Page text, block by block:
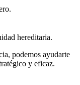
hereditaria.
podemos ayudarte
y eficaz.